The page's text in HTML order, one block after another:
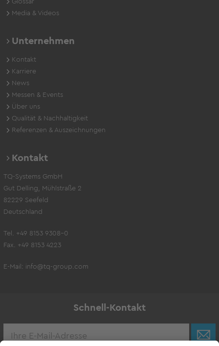
Media & Videos
Unternehmen
Kontakt
Karriere
News
Messen & Events
Über uns
Qualität & Nachhaltigkeit
Referenzen & Auszeichnungen
Kontakt
TQ-Systems GmbH
Gut Delling, Mühlstraße 2
82229 Seefeld
Deutschland
Tel. +49 8153 9308-0
Fax. +49 8153 4223
E-Mail: info@tq-group.com
Schnell-Kontakt